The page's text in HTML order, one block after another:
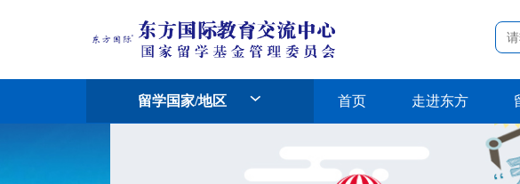
留学国家/地区 首页 走进东方